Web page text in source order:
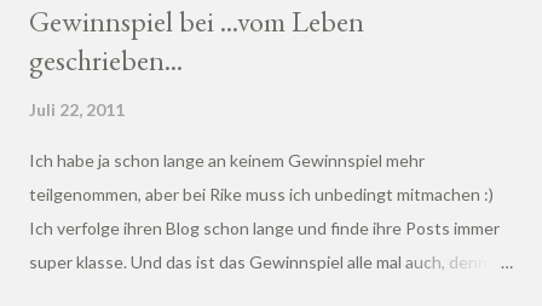
Gewinnspiel bei ...vom Leben
geschrieben...
Juli 22, 2011
Ich habe ja schon lange an keinem Gewinnspiel mehr
teilgenommen, aber bei Rike muss ich unbedingt mitmachen :)
Ich verfolge ihren Blog schon lange und finde ihre Posts immer
super klasse. Und das ist das Gewinnspiel alle mal auch, denn es